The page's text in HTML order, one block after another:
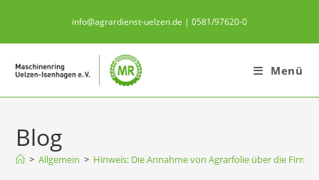
springen
info@agrardienst-uelzen.de | 0581/97620-0
Menü
Blog
> Allgemein > Hinweis: Die Annahme von Agrarfolie über die